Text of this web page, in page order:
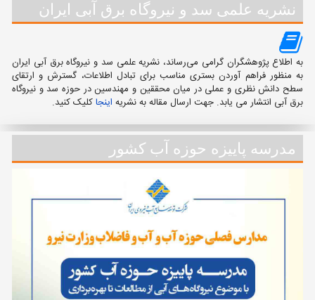
نشریه علمی سد و نیروگاه برق آبی ایران
به اطلاع پژوهشگران گرامی می‌رساند، نشریه علمی سد و نیروگاه برق آبی ایران
به منظور فراهم آوردن بستری مناسب برای تبادل اطلاعات، گسترش و ارتقای
سطح دانش نظری و عملی در میان محققین و مهندسین در حوزه سد و نیروگاه
برق آبی انتشار می یابد. جهت ارسال مقاله به نشریه اینجاکلیک کنید.
مدرسه پاییزه حوزه آب کشور